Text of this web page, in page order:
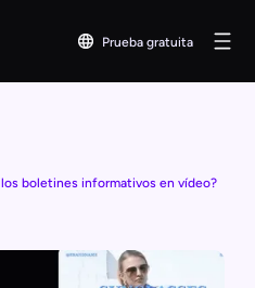
Prueba gratuita
los boletines informativos en vídeo?